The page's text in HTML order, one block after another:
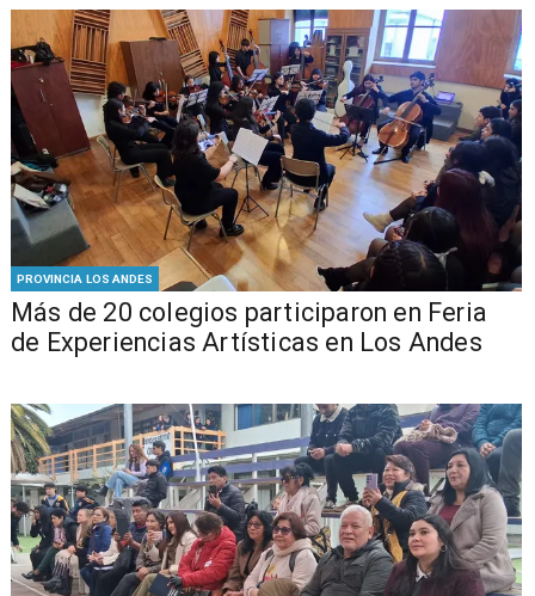
PROVINCIA LOS ANDES
Más de 20 colegios participaron en Feria
de Experiencias Artísticas en Los Andes